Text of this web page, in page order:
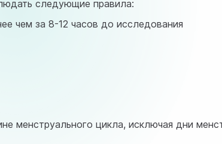
следующие правила:
чем за 8-12 часов до исследования
менструального цикла, исключая дни